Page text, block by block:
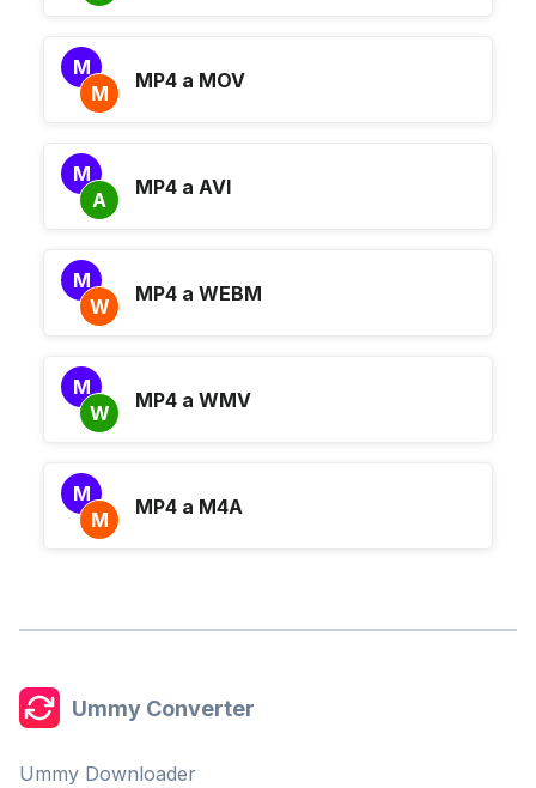
M
M
MP4 a MOV
M
A
MP4 a AVI
M
W
MP4 a WEBM
M
W
MP4 a WMV
M
M
MP4 a M4A
Ummy Converter
Ummy Downloader